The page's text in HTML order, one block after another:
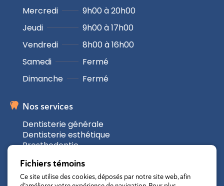
Mercredi
9h00 à 20h00
Jeudi
9h00 à 17h00
Vendredi
8h00 à 16h00
Samedi
Fermé
Dimanche
Fermé
Nos services
Dentisterie générale
Dentisterie esthétique
Prosthodontie
Urgences dentaires
Fichiers témoins
Ce site utilise des cookies, déposés par notre site web, afin